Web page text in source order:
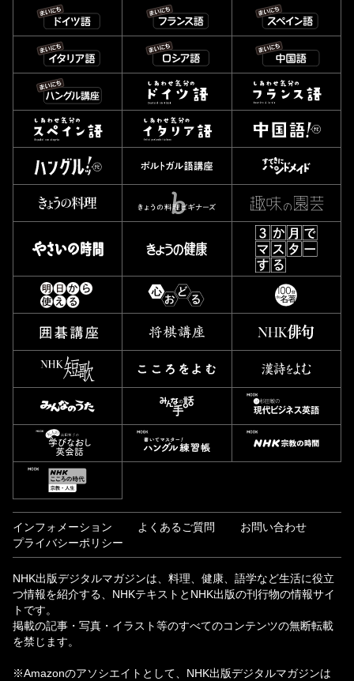
インフォメーション よくあるご質問
お問い合わせ
プライバシーポリシー
NHK出版デジタルマガジンは、料理、健康、語学など生活に役立
つ情報を紹介する、NHKテキストとNHK出版の刊行物の情報サイ
トです。
掲載の記事・写真・イラスト等のすべてのコンテンツの無断転載
を禁じます。
※Amazonのアソシエイトとして、NHK出版デジタルマガジンは